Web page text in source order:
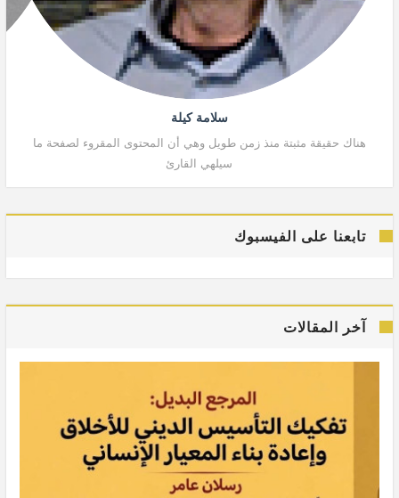
سلامة كيلة
هناك حقيقة مثبتة منذ زمن طويل وهي أن المحتوى المقروء لصفحة ما
سيلهي القارئ
تابعنا على الفيسبوك
آخر المقالات